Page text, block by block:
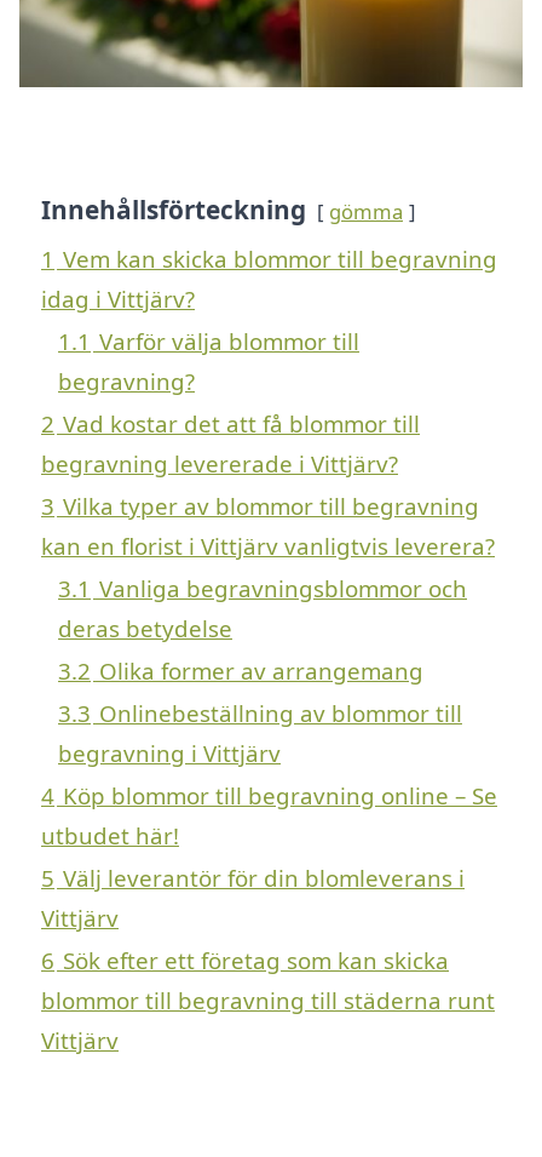
Innehållsförteckning gömma
1 Vem kan skicka blommor till begravning
idag i Vittjärv?
1.1 Varför välja blommor till
begravning?
2 Vad kostar det att få blommor till
begravning levererade i Vittjärv?
3 Vilka typer av blommor till begravning
kan en florist i Vittjärv vanligtvis leverera?
3.1 Vanliga begravningsblommor och
deras betydelse
3.2 Olika former av arrangemang
3.3 Onlinebeställning av blommor till
begravning i Vittjärv
4 Köp blommor till begravning online – Se
utbudet här!
5 Välj leverantör för din blomleverans i
Vittjärv
6 Sök efter ett företag som kan skicka
blommor till begravning till städerna runt
Vittjärv